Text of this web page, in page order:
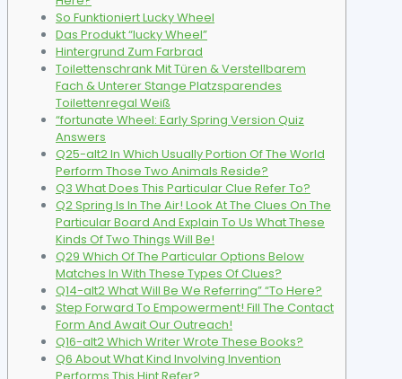
So Funktioniert Lucky Wheel
Das Produkt “lucky Wheel”
Hintergrund Zum Farbrad
Toilettenschrank Mit Türen & Verstellbarem
Fach & Unterer Stange Platzsparendes
Toilettenregal Weiß
“fortunate Wheel: Early Spring Version Quiz
Answers
Q25-alt2 In Which Usually Portion Of The World
Perform Those Two Animals Reside?
Q3 What Does This Particular Clue Refer To?
Q2 Spring Is In The Air! Look At The Clues On The
Particular Board And Explain To Us What These
Kinds Of Two Things Will Be!
Q29 Which Of The Particular Options Below
Matches In With These Types Of Clues?
Q14-alt2 What Will Be We Referring” “To Here?
Step Forward To Empowerment! Fill The Contact
Form And Await Our Outreach!
Q16-alt2 Which Writer Wrote These Books?
Q6 About What Kind Involving Invention